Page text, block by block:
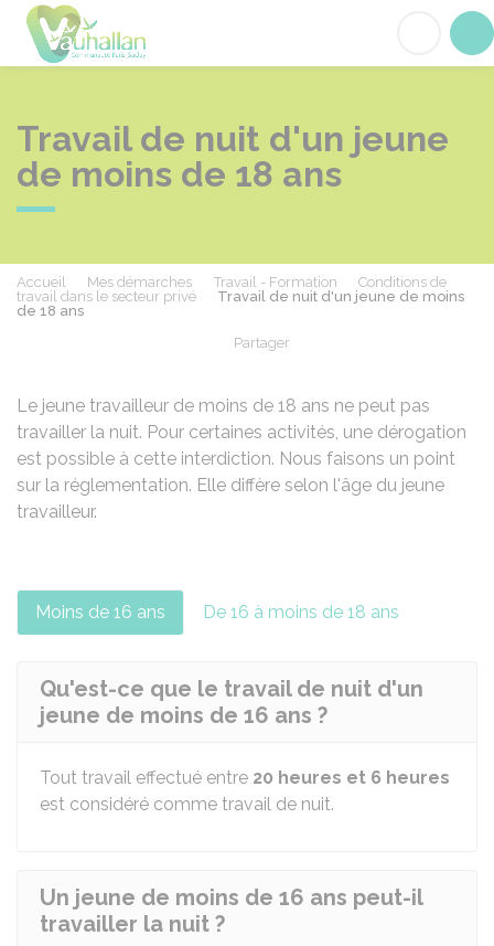
Travail de nuit d'un jeune
de moins de 18 ans
Accueil Mes démarches Travail - Formation
Conditions de
travail dans le secteur privé
Travail de nuit d'un jeune de moins
de 18 ans
Partager
Le jeune travailleur de moins de 18 ans ne peut pas
travailler la nuit. Pour certaines activités, une dérogation
est possible à cette interdiction. Nous faisons un point
sur la réglementation. Elle diffère selon l'âge du jeune
travailleur.
Moins de 16 ans De 16 à moins de 18 ans
Qu'est-ce que le travail de nuit d'un
jeune de moins de 16 ans ?
Tout travail effectué entre 20 heures et 6 heures
est considéré comme travail de nuit.
Un jeune de moins de 16 ans peut-il
travailler la nuit ?